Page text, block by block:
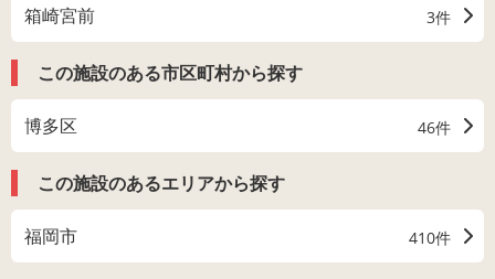
箱崎宮前 3件
この施設のある市区町村から探す
博多区 46件
この施設のあるエリアから探す
福岡市 410件